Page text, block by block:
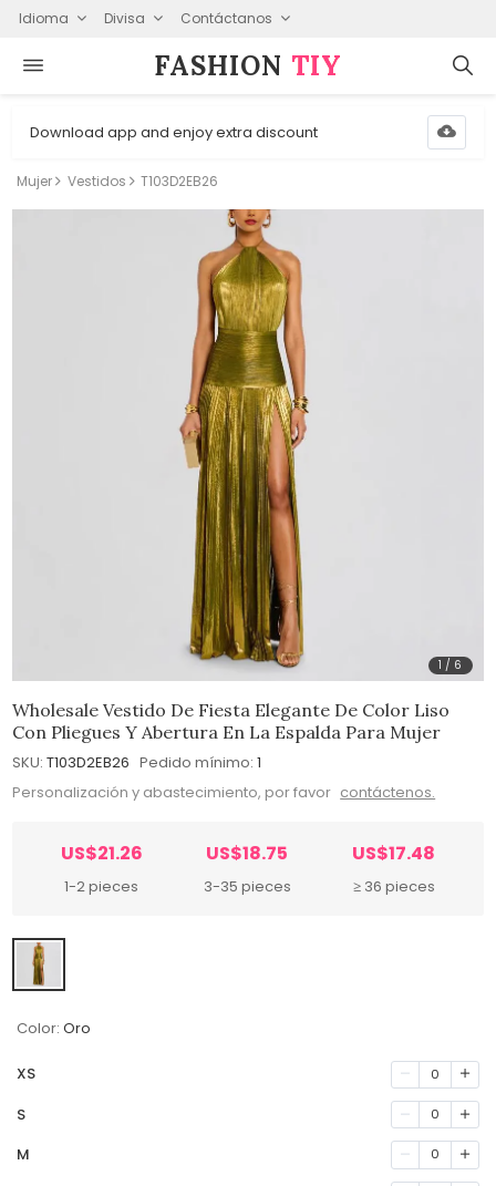
Idioma Divisa Contáctanos
FASHION⁠ TIY
Download app and enjoy extra discount
Mujer Vestidos T103D2EB26
1 / 6
Wholesale Vestido De Fiesta Elegante De Color Liso
Con Pliegues Y Abertura En La Espalda Para Mujer
SKU: T103D2EB26 Pedido mínimo: 1
Personalización y abastecimiento, por favor contáctenos.
US$21.26
1-2 pieces
US$18.75
3-35 pieces
US$17.48
≥ 36 pieces
Color: Oro
XS 0
S 0
M 0